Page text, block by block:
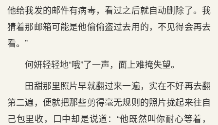
他给我发的邮件有病毒，看过之后就自动删除了。我
猜着那邮箱可能是他偷偷盗过去用的，不见得会再去
看。”
何妍轻轻地“哦”了一声，面上难掩失望。
田甜那里照片早就翻过来一遍，实在不好再去翻
第二遍，便就把那些剪得毫无规则的照片拢起来往自
己包里收，口中却是说道：“他既然叫你耐心等着，